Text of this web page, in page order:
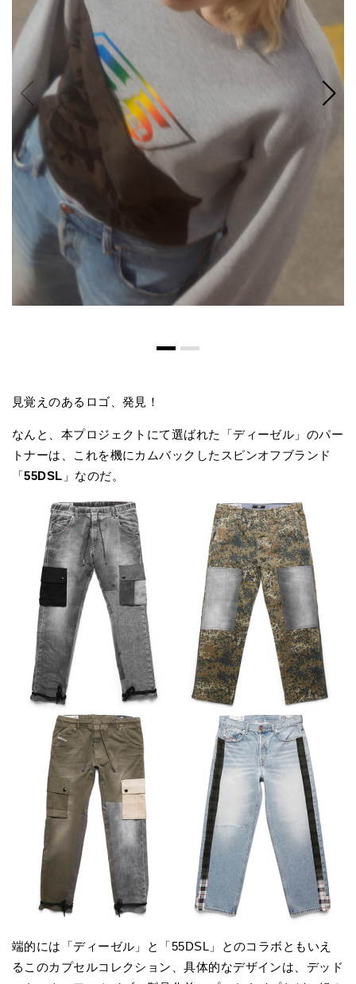
見覚えのあるロゴ、発見！
なんと、本プロジェクトにて選ばれた「ディーゼル」のパー
トナーは、これを機にカムバックしたスピンオフブランド
「55DSL 」なのだ。
端的には「ディーゼル」と「55DSL」とのコラボともいえ
るこのカプセルコレクション、具体的なデザインは、デッド